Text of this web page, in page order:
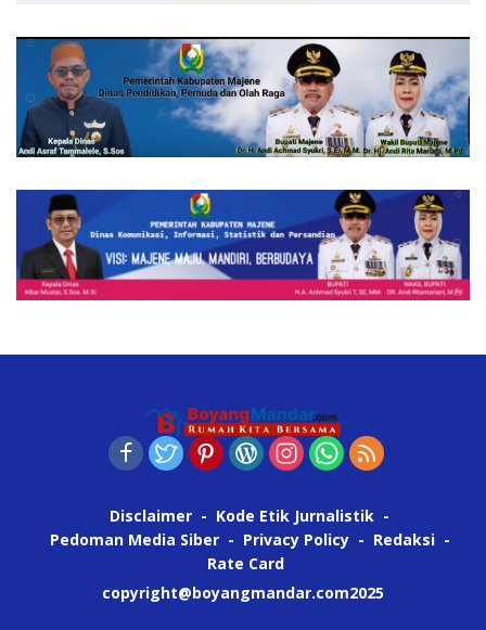
Disclaimer
Kode Etik Jurnalistik
Pedoman Media Siber
Privacy Policy
Redaksi
Rate Card
copyright@boyangmandar.com2025